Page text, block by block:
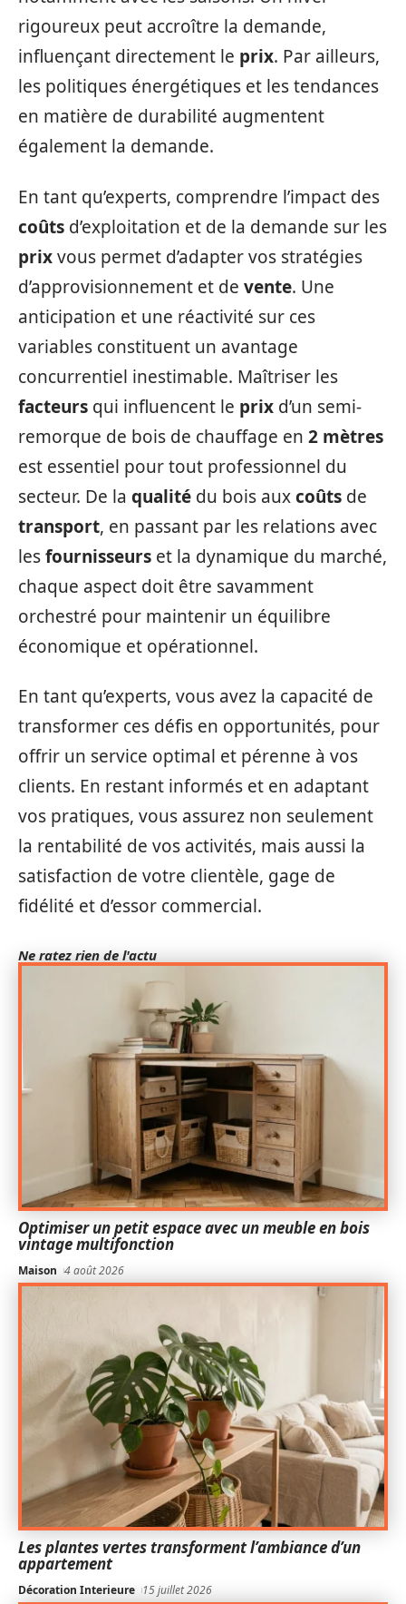
rigoureux peut accroître la demande,
influençant directement le prix. Par ailleurs,
les politiques énergétiques et les tendances
en matière de durabilité augmentent
également la demande.
En tant qu’experts, comprendre l’impact des
coûts d’exploitation et de la demande sur les
prixvous permet d’adapter vos stratégies
d’approvisionnement et de vente. Une
anticipation et une réactivité sur ces
variables constituent un avantage
concurrentiel inestimable. Maîtriser les
facteurs qui influencent le prix d’un semi-
remorque de bois de chauffage en 2 mètres
est essentiel pour tout professionnel du
secteur. De la qualité du bois auxcoûts de
transport, en passant par les relations avec
lesfournisseurs et la dynamique du marché,
chaque aspect doit être savamment
orchestré pour maintenir un équilibre
économique et opérationnel.
En tant qu’experts, vous avez la capacité de
transformer ces défis en opportunités, pour
offrir un service optimal et pérenne à vos
clients. En restant informés et en adaptant
vos pratiques, vous assurez non seulement
la rentabilité de vos activités, mais aussi la
satisfaction de votre clientèle, gage de
fidélité et d’essor commercial.
Ne ratez rien de l'actu
Optimiser un petit espace avec un meuble en bois
vintage multifonction
Maison 4 août 2026
Les plantes vertes transforment l’ambiance d’un
appartement
Décoration Interieure 15 juillet 2026